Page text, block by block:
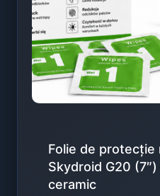
Folie de protecție
Skydroid G20
ceramic